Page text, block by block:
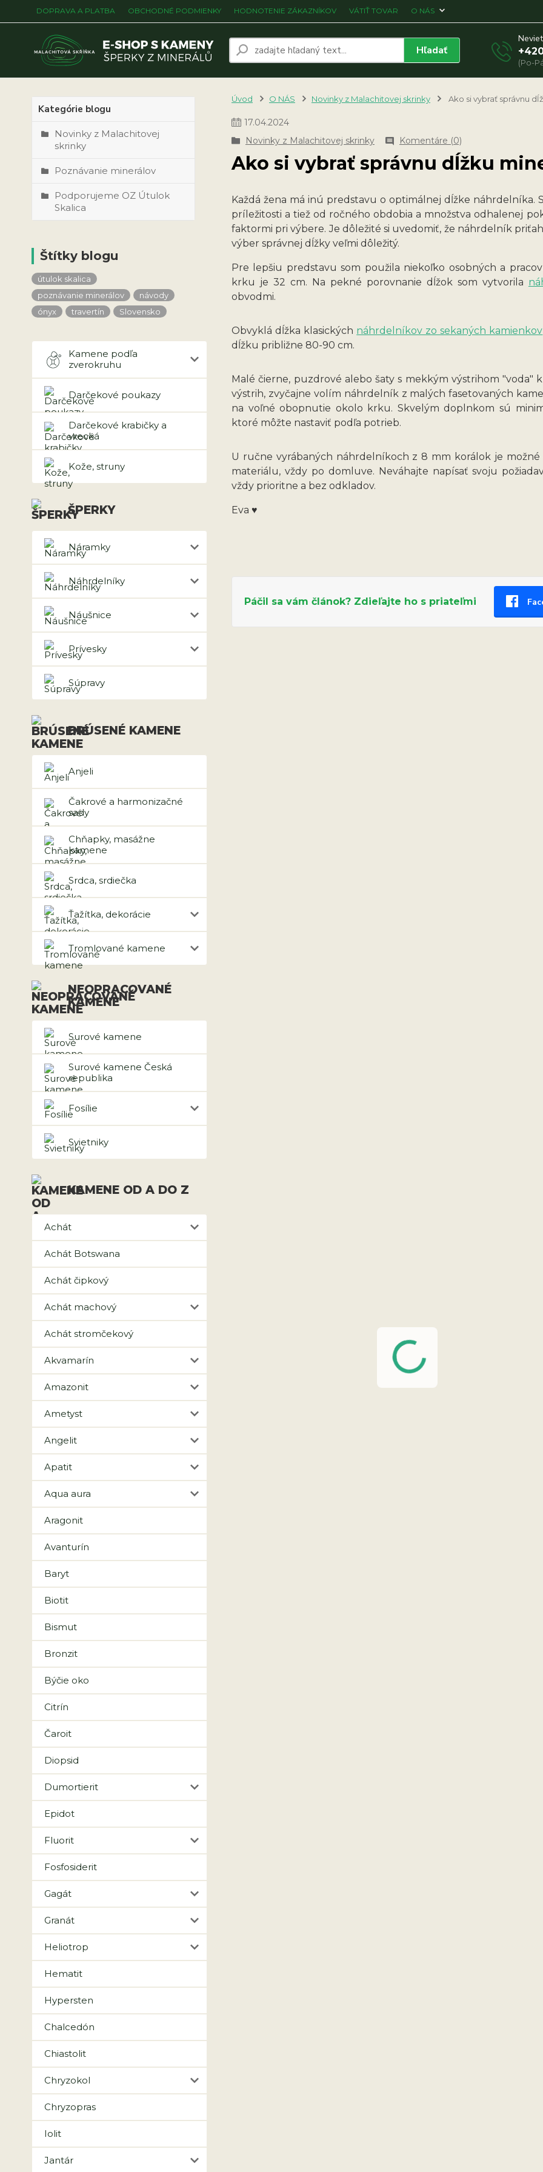
DOPRAVA A PLATBA OBCHODNÉ PODMIENKY HODNOTENIE ZÁKAZNÍKOV VÁTIŤ TOVAR O NÁS
Hľadať
(Po-
Kategórie blogu
Novinky z Malachitovej
skrinky
Poznávanie minerálov
Podporujeme OZ Útulok
Skalica
Štítky blogu
útulok skalica
poznávanie minerálov
návody
ónyx
travertín Slovensko
Kamene podľa
zverokruhu
Darčekové poukazy
Darčekové krabičky a
vrecká
Kože, struny
ŠPERKY
Náramky
Náhrdelníky
Náušnice
Prívesky
Súpravy
BRÚSENÉ KAMENE
Anjeli
Čakrové a harmonizačné
sady
Chňapky, masážne
kamene
Srdca, srdiečka
Ťažítka, dekorácie
Tromlované kamene
NEOPRACOVANÉ
KAMENE
Surové kamene
Surové kamene Česká
republika
Fosílie
Svietniky
KAMENE OD A DO Z
Achát
Achát Botswana
Achát čipkový
Achát machový
Achát stromčekový
Akvamarín
Amazonit
Ametyst
Angelit
Apatit
Aqua aura
Aragonit
Avanturín
Baryt
Biotit
Bismut
Bronzit
Býčie oko
Citrín
Čaroit
Diopsid
Dumortierit
Epidot
Fluorit
Fosfosiderit
Gagát
Granát
Heliotrop
Hematit
Hypersten
Chalcedón
Chiastolit
Chryzokol
Chryzopras
Iolit
Jantár
Úvod O NÁS Novinky z Malachitovej skrinky Ako si vybrať správnu
17.04.2024
Novinky z Malachitovej skrinky
Komentáre (0)
Ako si vybrať správnu dĺžku
Každá žena má inú predstavu o optimálnej dĺžke náhrdelníka.
príležitosti a tiež od ročného obdobia a množstva odhalenej
faktormi pri výbere. Je dôležité si uvedomiť, že náhrdelník
výber správnej dĺžky veľmi dôležitý.
Pre lepšiu predstavu som použila niekoľko osobných a
krku je 32 cm. Na pekné porovnanie dĺžok som vytvorila
obvodmi.
Obvyklá dĺžka klasických náhrdelníkov zo sekaných kamienkov
dĺžku približne 80-90 cm.
Malé čierne, puzdrové alebo šaty s mekkým výstrihom
výstrih, zvyčajne volím náhrdelník z malých fasetovaných
na voľné obopnutie okolo krku. Skvelým doplnkom sú
ktoré môžte nastaviť podľa potrieb.
U ručne vyrábaných náhrdelníkoch z 8 mm korálok je
materiálu, vždy po domluve. Neváhajte napísať svoju
vždy prioritne a bez odkladov.
Eva ♥
Páčil sa vám článok? Zdieľajte ho s priateľmi